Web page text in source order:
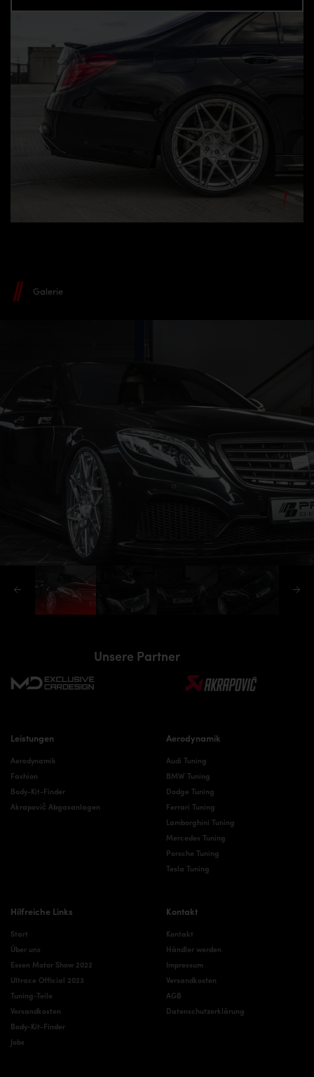
Galerie
Unsere Partner
Leistungen
Aerodynamik
Fashion
Body-Kit-Finder
Akrapovič Abgasanlagen
Aerodynamik
Audi Tuning
BMW Tuning
Dodge Tuning
Ferrari Tuning
Lamborghini Tuning
Mercedes Tuning
Porsche Tuning
Tesla Tuning
Hilfreiche Links
Start
Über uns
Essen Motor Show 2022
Ultrace Official 2023
Tuning-Teile
Versandkosten
Body-Kit-Finder
Jobs
Kontakt
Kontakt
Händler werden
Impressum
Versandkosten
AGB
Datenschutzerklärung